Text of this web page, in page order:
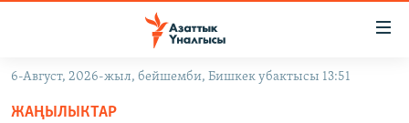
Навигацияга
өтүңүз
6-Август, 2026-жыл, бейшемби, Бишкек убактысы 13:51
ЖАҢЫЛЫКТАР